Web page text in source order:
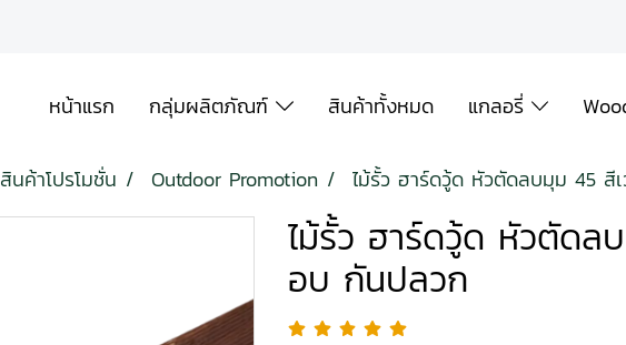
หน้าแรก กลุ่มผลิตภัณฑ์ สินค้าทั้งหมด แกลอรี่
สินค้าโปรโมชั่น Outdoor Promotion ไม้รั้ว ฮาร์ดวู้ด หัวตัดลบมุม 45
ไม้รั้ว ฮาร์ดวู้ด หัวตัดล
อบ กันปลวก